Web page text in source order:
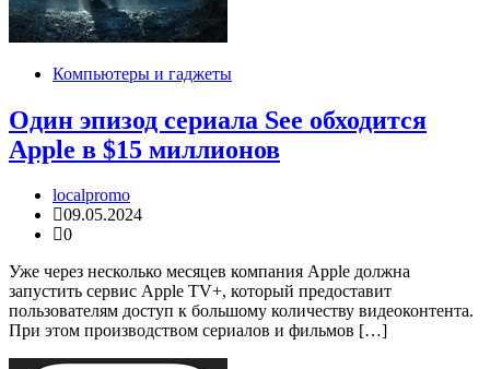
Компьютеры и гаджеты
Один эпизод сериала See обходится
Apple в $15 миллионов
localpromo
09.05.2024
0
Уже через несколько месяцев компания Apple должна
запустить сервис Apple TV+, который предоставит
пользователям доступ к большому количеству видеоконтента.
При этом производством сериалов и фильмов […]